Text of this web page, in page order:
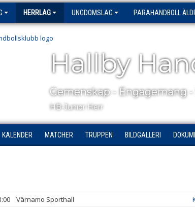
HERRLAG UNGDOMSLAG PARAHANDBOLL
Hallby
Gemenskap - Engagemang
HB-Junior Herr
KALENDER MATCHER TRUPPEN BILDGALLERI
Värnamo Sporthall